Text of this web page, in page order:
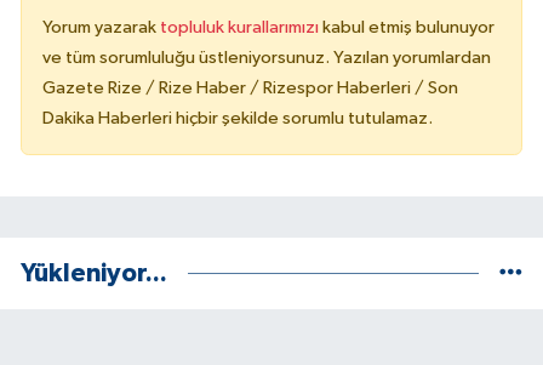
Yorum yazarak topluluk kurallarımızı kabul etmiş bulunuyor
ve tüm sorumluluğu üstleniyorsunuz. Yazılan yorumlardan
Gazete Rize / Rize Haber / Rizespor Haberleri / Son
Dakika Haberleri hiçbir şekilde sorumlu tutulamaz.
Yükleniyor...